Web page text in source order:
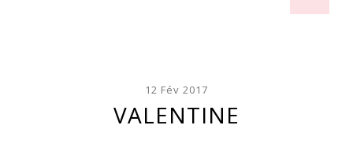
12 Fév 2017
VALENTINE